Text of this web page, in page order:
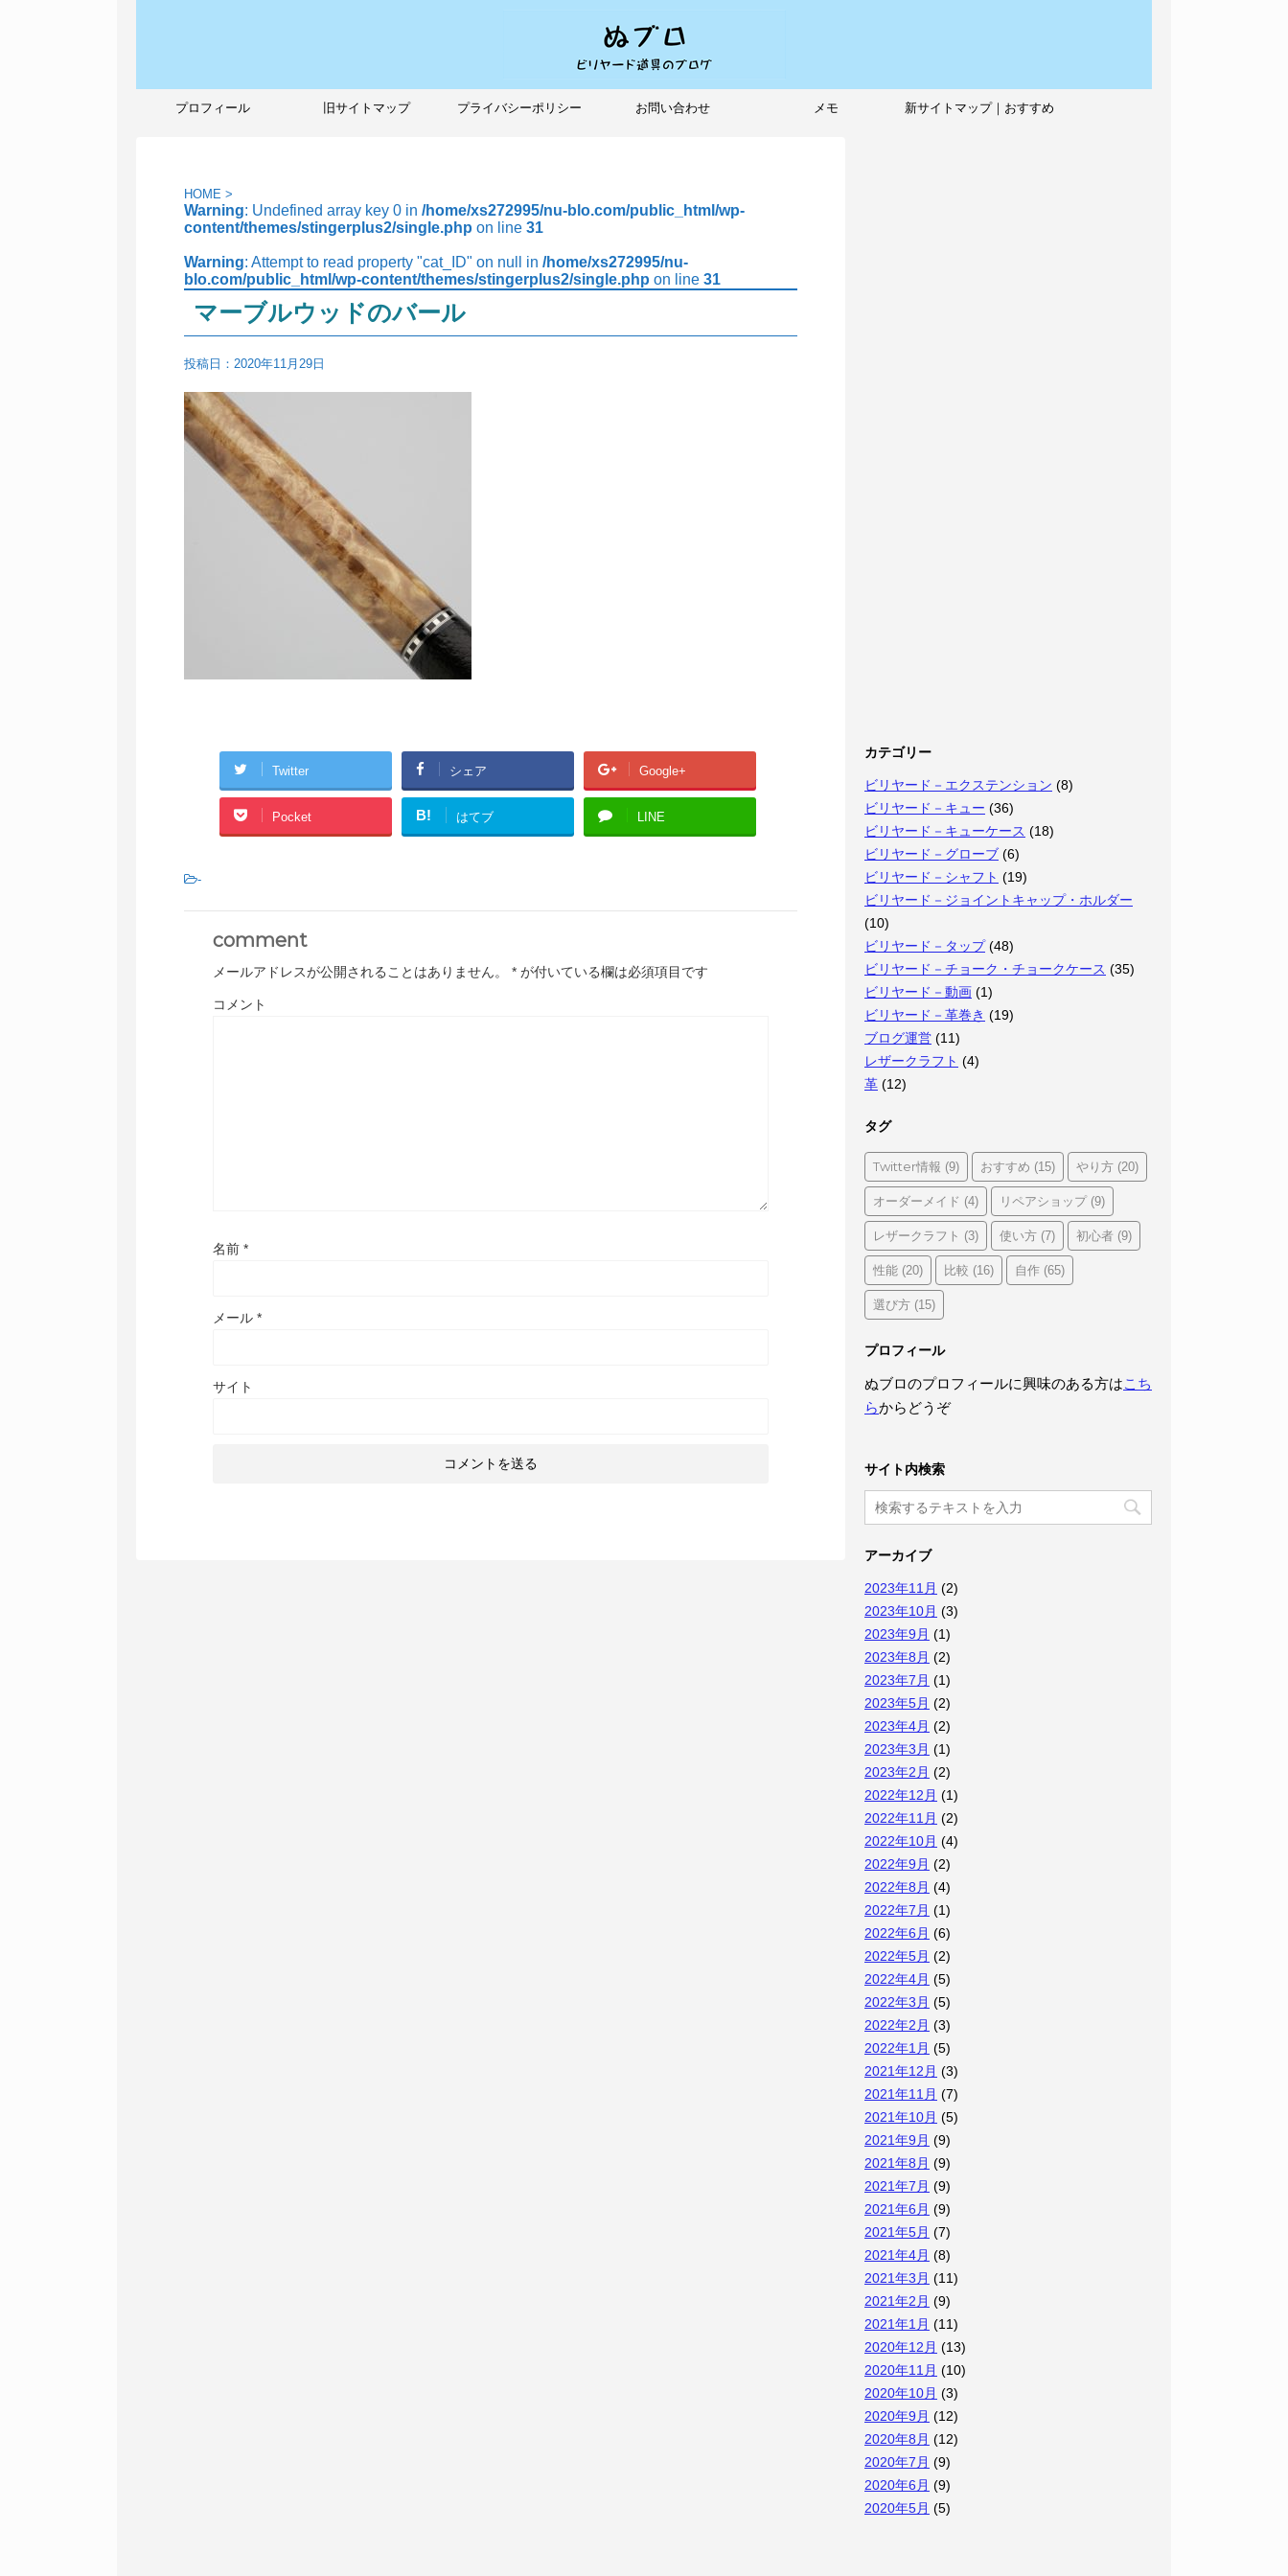
プロフィール 旧サイトマップ プライバシーポリシー お問い合わせ メモ 新サイトマップ｜おすすめ
HOME >
Warning: Undefined array key 0 in /home/xs272995/nu-blo.com/public_html/wp-
content/themes/stingerplus2/single.php on line 31
Warning: Attempt to read property "cat_ID" on null in /home/xs272995/nu-
blo.com/public_html/wp-content/themes/stingerplus2/single.php on line 31
マーブルウッドのバール
投稿日： 2020年11月29日
Twitter シェア Google+
Pocket B! はてブ LINE
-
comment
メールアドレスが公開されることはありません。 * が付いている欄は必須項目です
コメント
名前 *
メール *
サイト
カテゴリー
ビリヤード－エクステンション (8)
ビリヤード－キュー (36)
ビリヤード－キューケース (18)
ビリヤード－グローブ (6)
ビリヤード－シャフト (19)
ビリヤード－ジョイントキャップ・ホルダー
(10)
ビリヤード－タップ(48)
ビリヤード－チョーク・チョークケース (35)
ビリヤード－動画 (1)
ビリヤード－革巻き (19)
ブログ運営 (11)
レザークラフト (4)
革 (12)
タグ
Twitter情報 (9) おすすめ (15) やり方 (20)
オーダーメイド (4) リペアショップ(9)
レザークラフト (3) 使い方 (7) 初心者 (9)
性能 (20) 比較 (16) 自作 (65)
選び方 (15)
プロフィール
ぬブロのプロフィールに興味のある方はこち
らからどうぞ
サイト内検索
アーカイブ
2023年11月 (2)
2023年10月 (3)
2023年9月 (1)
2023年8月 (2)
2023年7月 (1)
2023年5月 (2)
2023年4月 (2)
2023年3月 (1)
2023年2月 (2)
2022年12月 (1)
2022年11月 (2)
2022年10月 (4)
2022年9月 (2)
2022年8月 (4)
2022年7月 (1)
2022年6月 (6)
2022年5月 (2)
2022年4月 (5)
2022年3月 (5)
2022年2月 (3)
2022年1月 (5)
2021年12月 (3)
2021年11月 (7)
2021年10月 (5)
2021年9月 (9)
2021年8月 (9)
2021年7月 (9)
2021年6月 (9)
2021年5月 (7)
2021年4月 (8)
2021年3月 (11)
2021年2月 (9)
2021年1月 (11)
2020年12月 (13)
2020年11月 (10)
2020年10月 (3)
2020年9月 (12)
2020年8月 (12)
2020年7月 (9)
2020年6月 (9)
2020年5月 (5)